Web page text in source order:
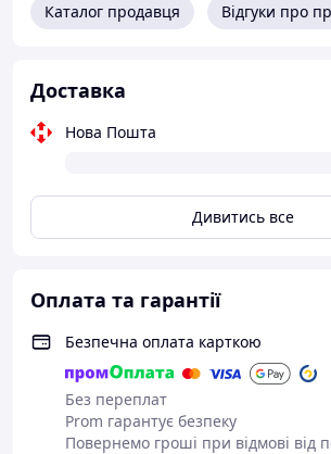
лісова сітка для огорожі мисливських
господарства, для огородження
агресивних тварин, таких як кабани,
олені, вовки та ін. Також цією сіткою
Каталог продавця Відгуки про
Доставка
Нова Пошта
Дивитись все
Оплата та гарантії
Безпечна оплата карткою
Без переплат
Prom гарантує безпеку
Повернемо гроші при відмові від